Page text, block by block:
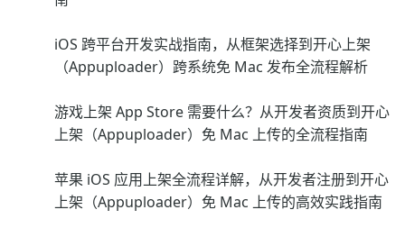
iOS 跨平台开发实战指南，从框架选择到开心上架
（Appuploader）跨系统免 Mac 发布全流程解析
游戏上架 App Store 需要什么？从开发者资质到开心
上架（Appuploader）免 Mac 上传的全流程指南
苹果 iOS 应用上架全流程详解，从开发者注册到开心
上架（Appuploader）免 Mac 上传的高效实践指南